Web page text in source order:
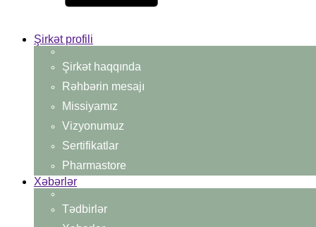
Şirkət profili
Şirkət haqqında
Rəhbərin mesajı
Missiyamız
Vizyonumuz
Sertifikatlar
Pharmastore
Xəbərlər
Tədbirlər